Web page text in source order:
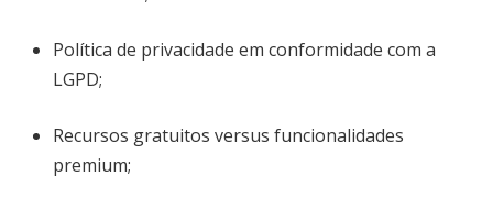
Política de privacidade em conformidade com a
LGPD;
Recursos gratuitos versus funcionalidades
premium;